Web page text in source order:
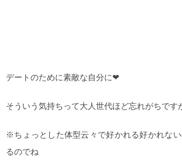
デートのために素敵な自分に❤︎
そういう気持ちって大人世代ほど忘れがちです
※ちょっとした体型云々で好かれる好かれな
るのでね